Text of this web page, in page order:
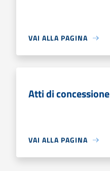
VAI ALLA PAGINA
Atti di concessione
VAI ALLA PAGINA